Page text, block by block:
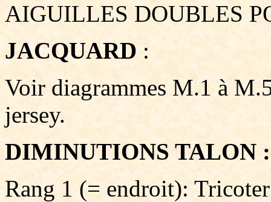
AIGUILLES DOUBLES
JACQUARD :
Voir diagrammes M.1 à
jersey.
DIMINUTIONS TALON :
Rang 1 (= endroit):